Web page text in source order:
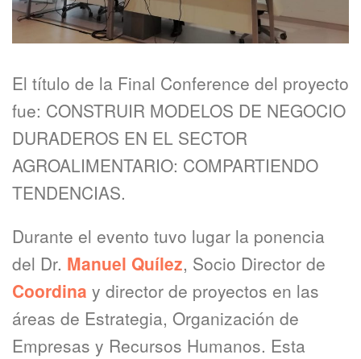
El título de la Final Conference del proyecto
fue: CONSTRUIR MODELOS DE NEGOCIO
DURADEROS EN EL SECTOR
AGROALIMENTARIO: COMPARTIENDO
TENDENCIAS.
Durante el evento tuvo lugar la ponencia
del Dr. Manuel Quílez, Socio Director de
Coordina y director de proyectos en las
áreas de Estrategia, Organización de
Empresas y Recursos Humanos. Esta